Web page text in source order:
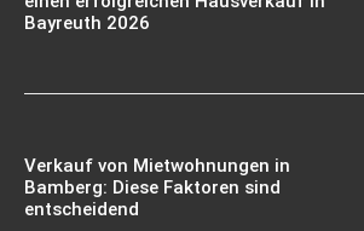
Bayreuth 2026
Verkauf von Mietwohnungen in
Bamberg: Diese Faktoren sind
entscheidend